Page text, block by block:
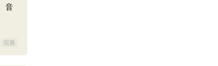
完善